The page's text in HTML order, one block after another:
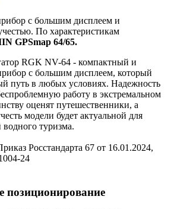
с большим дисплеем и
По характеристикам
GPSmap 64/65.
RGK NV-64 - компактный и
с большим дисплеем, который
путь в любых условиях. Надежность
работу в экстремальном
оценят путешественники, а
модели будет актуальной для
туризма.
Росстандарта 67 от 16.01.2024,
24
позиционирование